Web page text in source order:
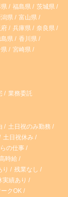
福島県
茨城県
潟県
富山県
府 兵庫県
奈良県
県
香川県
宮崎県
業務委託
土日祝のみ勤務
土日祝休み
の仕事
時給
り
残業なし
実績あり
クOK